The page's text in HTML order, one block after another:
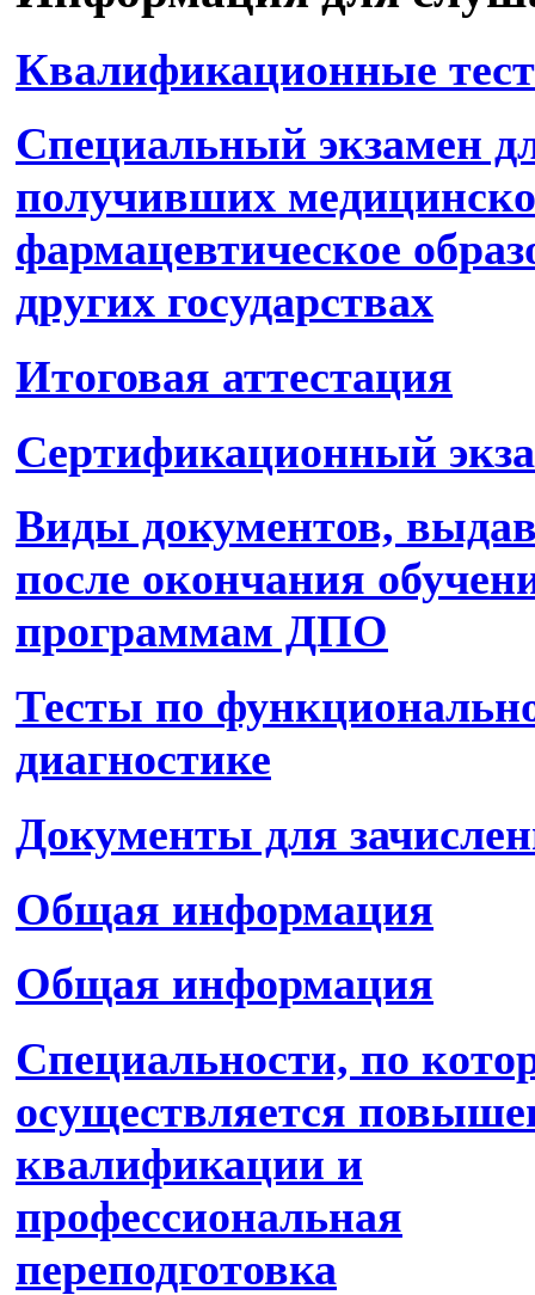
Квалификационные
Специальный экзамен
получивших
фармацевтическое
других государствах
Итоговая аттестация
Сертификационный
Виды документов,
после окончания
программам ДПО
Тесты по
диагностике
Документы для
Общая информация
Общая информация
Специальности, по
осуществляется
квалификации и
профессиональная
переподготовка